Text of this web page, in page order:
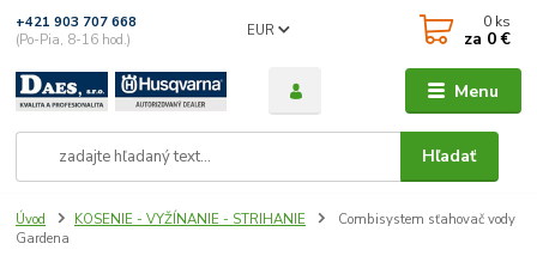
Menu
EUR
Hľadať
+421 903 707 668
(Po-Pia, 8-16 hod.)
0 ks
za 0 €
Úvod KOSENIE - VYŽÍNANIE - STRIHANIE
Combisystem sťahovač vody
Gardena